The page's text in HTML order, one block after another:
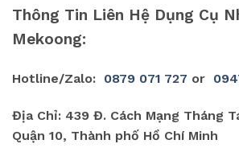
Thông Tin Liên Hệ Dụng Cụ
Mekoong:
Hotline/Zalo: 0879 071 727 or
Địa Chỉ: 439 Đ. Cách Mạng Tháng
Quận 10, Thành phố Hồ Chí Minh